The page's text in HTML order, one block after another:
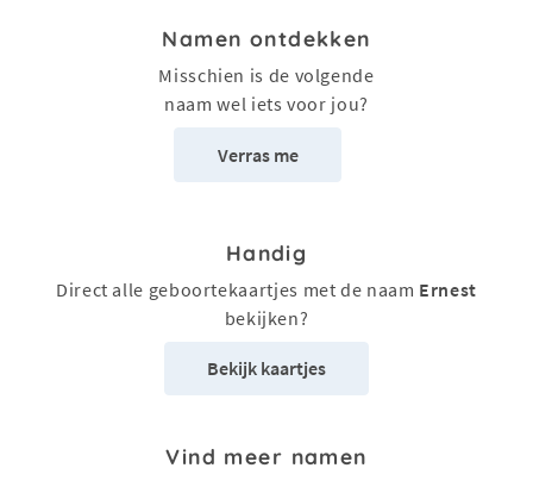
Namen ontdekken
Misschien is de volgende
naam wel iets voor jou?
Verras me
Handig
Direct alle geboortekaartjes met de naam Ernest
bekijken?
Bekijk kaartjes
Vind meer namen